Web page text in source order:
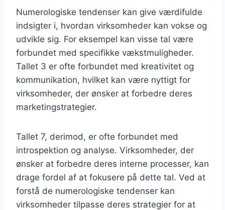
Numerologiske tendenser kan give værdifulde
indsigter i, hvordan virksomheder kan vokse og
udvikle sig. For eksempel kan visse tal være
forbundet med specifikke vækstmuligheder.
Tallet 3 er ofte forbundet med kreativitet og
kommunikation, hvilket kan være nyttigt for
virksomheder, der ønsker at forbedre deres
marketingstrategier.
Tallet 7, derimod, er ofte forbundet med
introspektion og analyse. Virksomheder, der
ønsker at forbedre deres interne processer, kan
drage fordel af at fokusere på dette tal. Ved at
forstå de numerologiske tendenser kan
virksomheder tilpasse deres strategier for at